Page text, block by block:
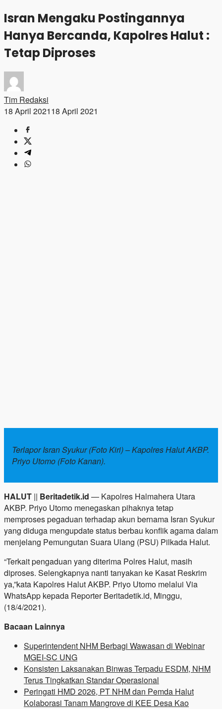
Isran Mengaku Postingannya
Hanya Bercanda, Kapolres Halut :
Tetap Diproses
Tim Redaksi
18 April 202118 April 2021
Terlapor Isran Syukur (Foto Kiri) – Kapolres Halut AKBP.
Priyo Utomo (Foto Kanan).
HALUT || Beritadetik.id — Kapolres Halmahera Utara
AKBP. Priyo Utomo menegaskan pihaknya tetap
memproses pegaduan terhadap akun bernama Isran Syukur
yang diduga mengupdate status berbau konflik agama dalam
menjelang Pemungutan Suara Ulang (PSU) Pilkada Halut.
“Terkait pengaduan yang diterima Polres Halut, masih
diproses. Selengkapnya nanti tanyakan ke Kasat Reskrim
ya,”kata Kapolres Halut AKBP. Priyo Utomo melalui Via
WhatsApp kepada Reporter Beritadetik.id, Minggu,
(18/4/2021).
Bacaan Lainnya
Superintendent NHM Berbagi Wawasan di Webinar
MGEI-SC UNG
Konsisten Laksanakan Binwas Terpadu ESDM, NHM
Terus Tingkatkan Standar Operasional
Peringati HMD 2026, PT NHM dan Pemda Halut
Kolaborasi Tanam Mangrove di KEE Desa Kao